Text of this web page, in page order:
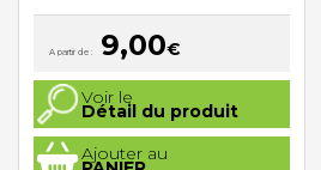
A partir de : 9,00€
Voir le
Détail du produit
Ajouter au
Ce
produit
a
plusieurs
variations.